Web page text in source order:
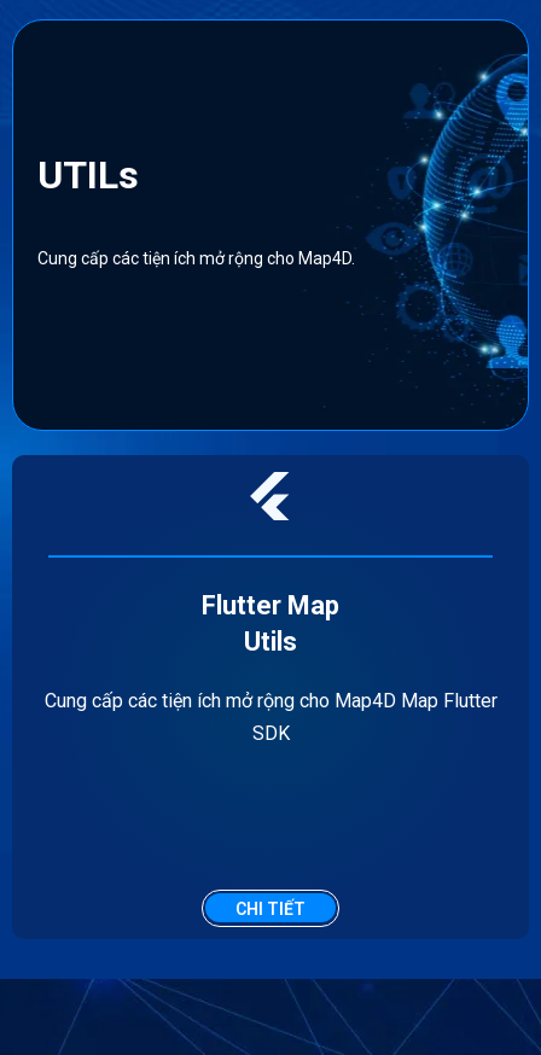
UTILs
Cung cấp các tiện ích mở rộng cho Map4D.
Flutter Map
Utils
Cung cấp các tiện ích mở rộng cho Map4D Map Flutter
SDK
CHI TIẾT